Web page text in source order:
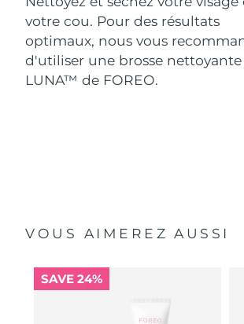
votre cou. Pour des résultats
optimaux, nous vous
d'utiliser une brosse nettoyante
LUNA™ de FOREO.
VOUS AIMEREZ AUSSI
SAVE 24%